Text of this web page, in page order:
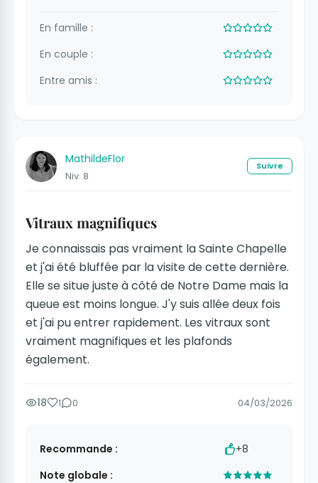
En famille :
En couple :
Entre amis :
MathildeFlor
Niv. 8
Suivre
Vitraux magnifiques
Je connaissais pas vraiment la Sainte Chapelle
et j'ai été bluffée par la visite de cette dernière.
Elle se situe juste à côté de Notre Dame mais la
queue est moins longue. J'y suis allée deux fois
et j'ai pu entrer rapidement. Les vitraux sont
vraiment magnifiques et les plafonds
également.
18 1 0 04/03/2026
Recommande :
+8
Note globale :